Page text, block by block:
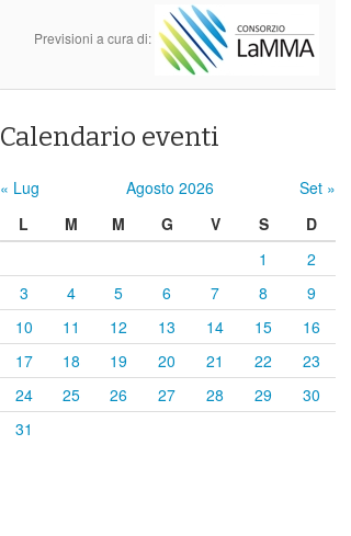
Previsioni a cura di:
Calendario eventi
« Lug Agosto 2026
Set »
L
M M G V S
D
1
2
3
4 5 6 7 8
9
10
11 12 13 14 15
16
17
18 19 20 21 22
23
24
25 26 27 28 29
30
31